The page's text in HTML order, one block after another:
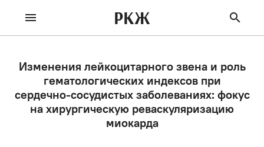
РКЖ
Изменения лейкоцитарного звена и роль
гематологических индексов при
сердечно-сосудистых заболеваниях: фокус
на хирургическую реваскуляризацию
миокарда